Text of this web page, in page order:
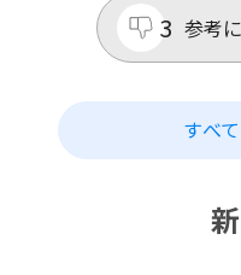
参考
3
すべ